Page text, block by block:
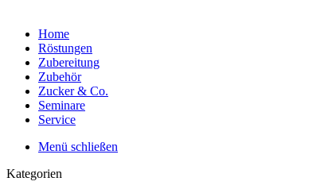
Home
Röstungen
Zubereitung
Zubehör
Zucker & Co.
Seminare
Service
Menü schließen
Kategorien